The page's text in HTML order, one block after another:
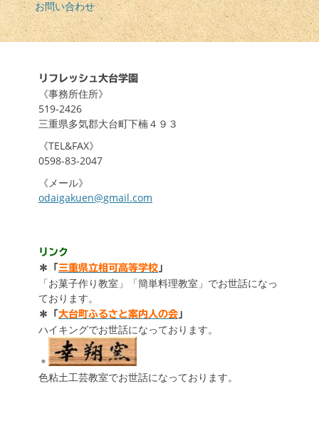
お問い合わせ
リフレッシュ大台学園
《事務所住所》
519-2426
三重県多気郡大台町下楠４９３
《TEL&FAX》
0598-83-2047
《メール》
odaigakuen@gmail.com
リンク
＊「三重県立相可高等学校 」
「お菓子作り教室」「簡単料理教室」でお世話になっ
ております。
＊「大台町ふるさと案内人の会 」
ハイキングでお世話になっております。
＊
色粘土工芸教室でお世話になっております。